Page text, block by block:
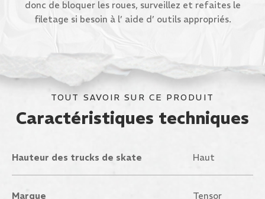
donc de bloquer les roues, surveillez et refaites le
filetage si besoin à l’ aide d’ outils appropriés.
TOUT SAVOIR SUR CE PRODUIT
Caractéristiques techniques
Hauteur des trucks de skate Haut
Marque Tensor